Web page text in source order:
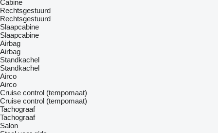
Cabine
Rechtsgestuurd
Rechtsgestuurd
Slaapcabine
Slaapcabine
Airbag
Airbag
Standkachel
Standkachel
Airco
Airco
Cruise control (tempomaat)
Cruise control (tempomaat)
Tachograaf
Tachograaf
Salon